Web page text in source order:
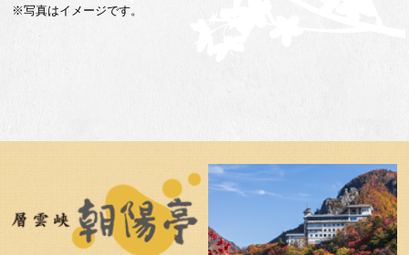
※写真はイメージです。